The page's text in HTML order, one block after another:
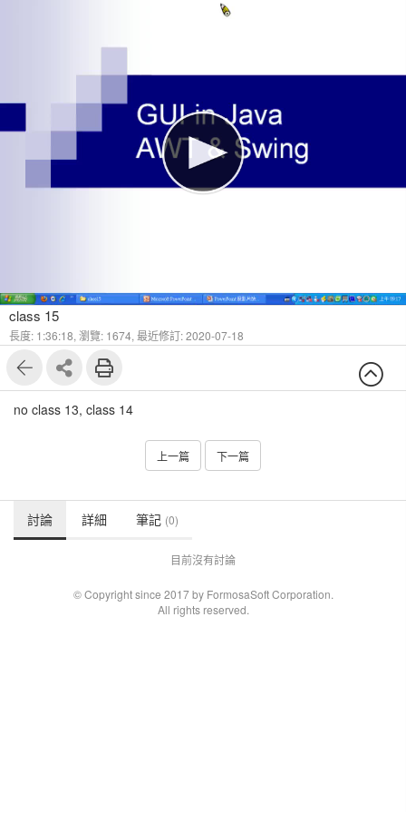
class 15
長度: 1:36:18, 瀏覽: 1674, 最近修訂: 2020-07-18
no class 13, class 14
上一篇 下一篇
討論 詳細 筆記 (0)
目前沒有討論
© Copyright since 2017 by FormosaSoft Corporation.
All rights reserved.